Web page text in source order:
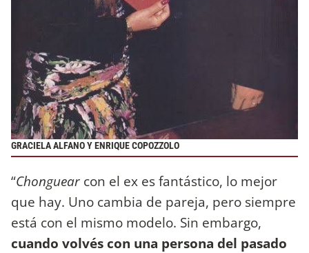
GRACIELA ALFANO Y ENRIQUE COPOZZOLO
“Chonguear con el ex es fantástico, lo mejor
que hay. Uno cambia de pareja, pero siempre
está con el mismo modelo. Sin embargo,
cuando volvés con una persona del pasado